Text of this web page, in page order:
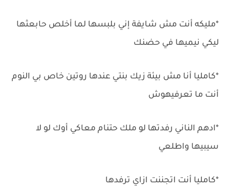
*مليكه أنت مش شايفة إني بلبسها لما أخلص حابعثها
ليكي نيميها في حضنك
*كامليا أنا مش بيئة زيك بنتي عندها روتين خاص بي النوم
أنت ما تعرفيهوش
*ادهم الناني رفدتها لو ملك حتنام معاكي أوك لو لا
سيبيها واطلعي
*كامليا أنت اتجننت ازاي ترفدها